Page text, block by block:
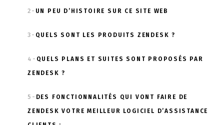
2- UN PEU D’HISTOIRE SUR CE SITE WEB
3- QUELS SONT LES PRODUITS ZENDESK ?
4- QUELS PLANS ET SUITES SONT PROPOSÉS PAR
ZENDESK ?
5- DES FONCTIONNALITÉS QUI VONT FAIRE DE
ZENDESK VOTRE MEILLEUR LOGICIEL D’ASSISTANCE